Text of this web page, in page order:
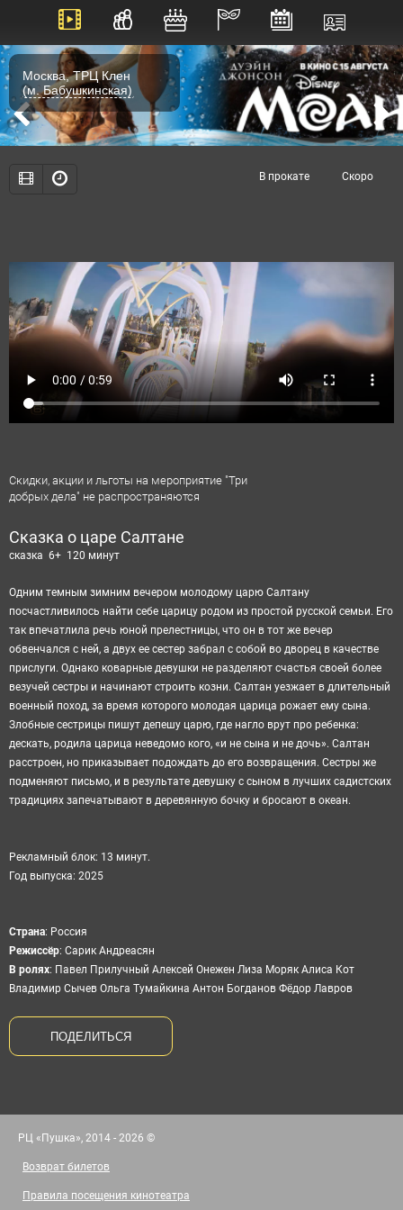
Москва, ТРЦ Клен
(м. Бабушкинская)
В прокате Скоро
Скидки, акции и льготы на мероприятие "Три
добрых дела" не распространяются
Сказка о царе Салтане
сказка 6+ 120 минут
Одним темным зимним вечером молодому царю Салтану
посчастливилось найти себе царицу родом из простой русской семьи. Его
так впечатлила речь юной прелестницы, что он в тот же вечер
обвенчался с ней, а двух ее сестер забрал с собой во дворец в качестве
прислуги. Однако коварные девушки не разделяют счастья своей более
везучей сестры и начинают строить козни. Салтан уезжает в длительный
военный поход, за время которого молодая царица рожает ему сына.
Злобные сестрицы пишут депешу царю, где нагло врут про ребенка:
дескать, родила царица неведомо кого, «и не сына и не дочь». Салтан
расстроен, но приказывает подождать до его возвращения. Сестры же
подменяют письмо, и в результате девушку с сыном в лучших садистских
традициях запечатывают в деревянную бочку и бросают в океан.
Рекламный блок: 13 минут.
Год выпуска: 2025
Cтрана: Россия
Режиссёр: Сарик Андреасян
В ролях: Павел Прилучный Алексей Онежен Лиза Моряк Алиса Кот
Владимир Сычев Ольга Тумайкина Антон Богданов Фёдор Лавров
ПОДЕЛИТЬСЯ
РЦ «Пушка», 2014 - 2026 ©
Возврат билетов
Правила посещения кинотеатра